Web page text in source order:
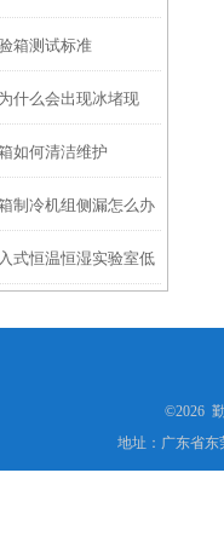
箱测试标准
什么会出现冰堵现
如何清洁维护
制冷机组侧漏怎么办
式恒温恒湿实验室低
©2026
地址：广东省东